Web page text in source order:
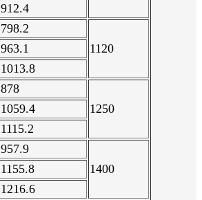
912.4
798.2
1120
963.1
1013.8
878
1250
1059.4
1115.2
957.9
1400
1155.8
1216.6